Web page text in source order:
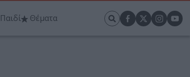
Παιδί Θέματα